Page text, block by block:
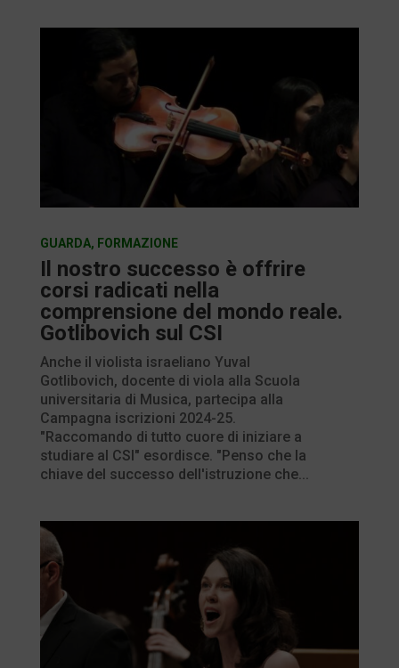
Il nostro successo è offrire
corsi radicati nella
comprensione del mondo reale.
Gotlibovich sul CSI
GUARDA, FORMAZIONE
Anche il violista israeliano Yuval
Gotlibovich, docente di viola alla Scuola
universitaria di Musica, partecipa alla
Campagna iscrizioni 2024-25.
"Raccomando di tutto cuore di iniziare a
studiare al CSI" esordisce. "Penso che la
chiave del successo dell'istruzione che...